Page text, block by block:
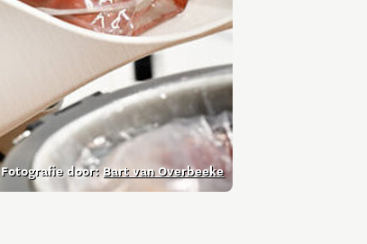
Fotografie door:Bart van Overbeeke